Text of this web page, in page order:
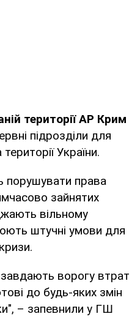
території АР Крим
підрозділи для
України.
порушувати права
зайнятих
вільному
штучні умови для
ворогу втрат
до будь-яких змін
– запевнили у ГШ